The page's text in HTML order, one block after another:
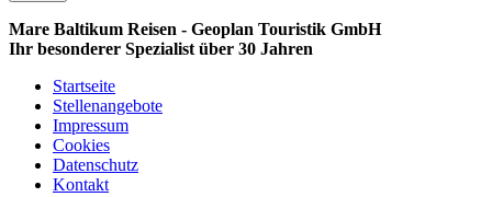
Mare Baltikum Reisen - Geoplan Touristik GmbH
Ihr besonderer Spezialist über 30 Jahren
Startseite
Stellenangebote
Impressum
Cookies
Datenschutz
Kontakt